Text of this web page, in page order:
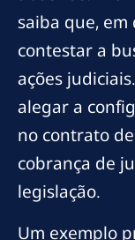
saiba que, em
contestar a
ações
alegar a
no contrato
cobrança de
legislação.
Um exemplo